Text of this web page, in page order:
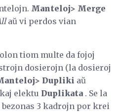
Manteloj> Merge
aŭ vi perdos vian
tiom multe da fojoj
dosierojn (la dosieroj
Dupliki aŭ
elektu Duplikata . Se la
3 kadrojn por krei